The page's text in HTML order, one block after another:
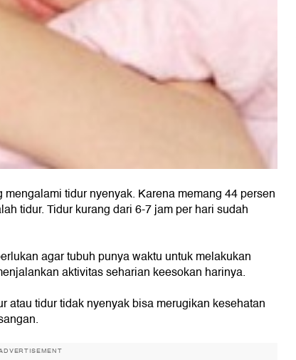
tidur nyenyak. Karena memang 44 persen
tidur. Tidur kurang dari 6-7 jam per hari sudah
agar tubuh punya waktu untuk melakukan
aktivitas seharian keesokan harinya.
atau tidur tidak nyenyak bisa merugikan kesehatan